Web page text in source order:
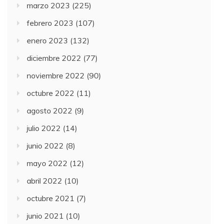
marzo 2023 (225)
febrero 2023 (107)
enero 2023 (132)
diciembre 2022 (77)
noviembre 2022 (90)
octubre 2022 (11)
agosto 2022 (9)
julio 2022 (14)
junio 2022 (8)
mayo 2022 (12)
abril 2022 (10)
octubre 2021 (7)
junio 2021 (10)